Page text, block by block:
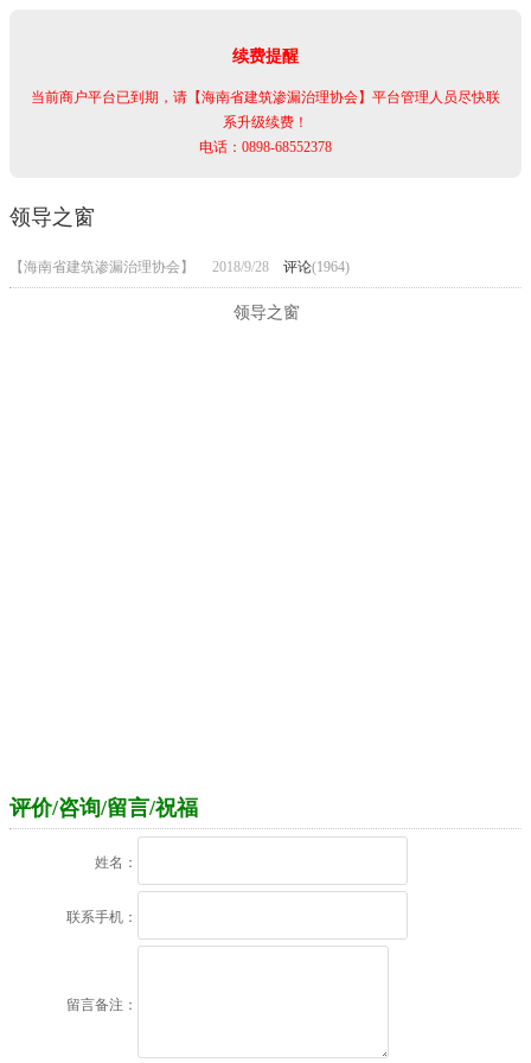
续费提醒
当前商户平台已到期，请【海南省建筑渗漏治理协会】平台管理人员尽快联
系升级续费！
电话：0898-68552378
领导之窗
【海南省建筑渗漏治理协会】 2018/9/28 评论(1964)
领导之窗
评价/咨询/留言/祝福
姓名：
联系手机：
留言备注：